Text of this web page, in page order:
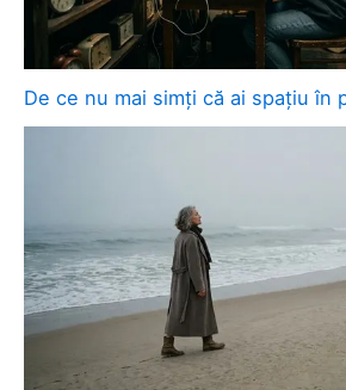
De ce nu mai simți că ai spațiu în